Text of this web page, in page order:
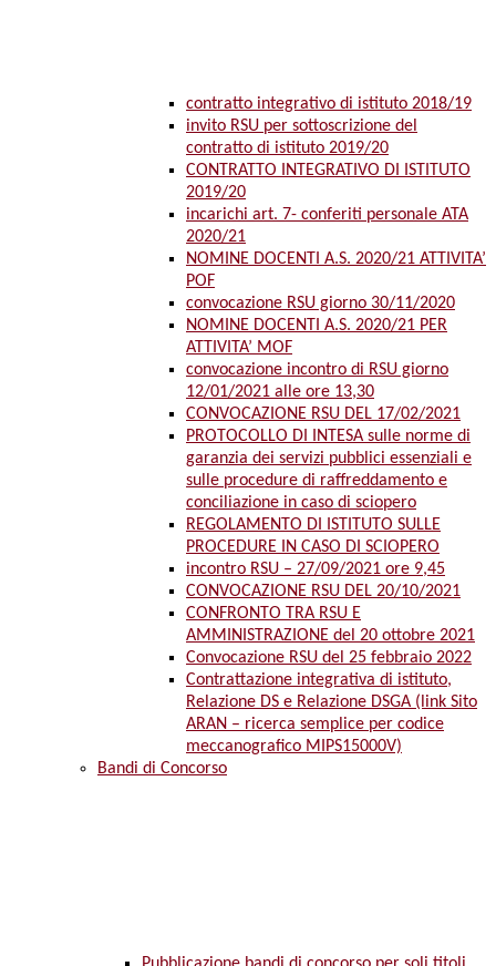
contratto integrativo di istituto 2018/19
invito RSU per sottoscrizione del
contratto di istituto 2019/20
CONTRATTO INTEGRATIVO DI ISTITUTO
2019/20
incarichi art. 7- conferiti personale ATA
2020/21
NOMINE DOCENTI A.S. 2020/21 ATTIVITA’
POF
convocazione RSU giorno 30/11/2020
NOMINE DOCENTI A.S. 2020/21 PER
ATTIVITA’ MOF
convocazione incontro di RSU giorno
12/01/2021 alle ore 13,30
CONVOCAZIONE RSU DEL 17/02/2021
PROTOCOLLO DI INTESA sulle norme di
garanzia dei servizi pubblici essenziali e
sulle procedure di raffreddamento e
conciliazione in caso di sciopero
REGOLAMENTO DI ISTITUTO SULLE
PROCEDURE IN CASO DI SCIOPERO
incontro RSU – 27/09/2021 ore 9,45
CONVOCAZIONE RSU DEL 20/10/2021
CONFRONTO TRA RSU E
AMMINISTRAZIONE del 20 ottobre 2021
Convocazione RSU del 25 febbraio 2022
Contrattazione integrativa di istituto,
Relazione DS e Relazione DSGA (link Sito
ARAN – ricerca semplice per codice
meccanografico MIPS15000V)
Bandi di Concorso